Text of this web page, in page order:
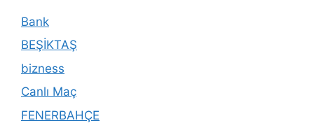
Bank
BEŞİKTAŞ
bizness
Canlı Maç
FENERBAHÇE